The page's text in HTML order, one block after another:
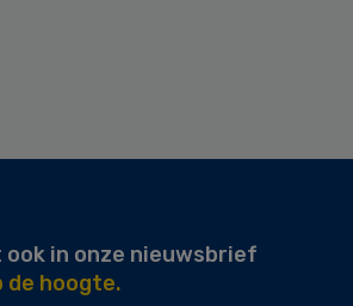
in onze nieuwsbrief
de hoogte.